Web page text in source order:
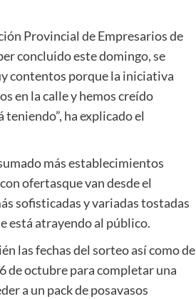
Provincial de Empresarios de
concluido este domingo, se
contentos porque la iniciativa
en la calle y hemos creído
ha explicado el
más establecimientos
ofertasque van desde el
sofisticadas y variadas tostadas
está atrayendo al público.
las fechas del sorteo así como de
de octubre para completar una
a un pack de posavasos